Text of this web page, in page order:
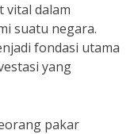
vital dalam
suatu negara.
fondasi utama
yang
pakar